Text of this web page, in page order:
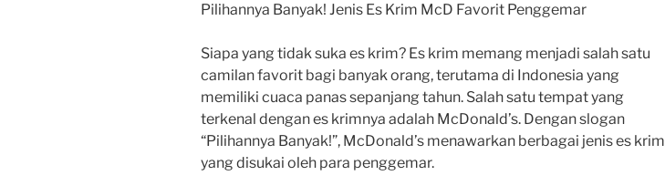
Pilihannya Banyak! Jenis Es Krim McD Favorit Penggemar
Siapa yang tidak suka es krim? Es krim memang menjadi salah satu
camilan favorit bagi banyak orang, terutama di Indonesia yang
memiliki cuaca panas sepanjang tahun. Salah satu tempat yang
terkenal dengan es krimnya adalah McDonald’s. Dengan slogan
“Pilihannya Banyak!”, McDonald’s menawarkan berbagai jenis es krim
yang disukai oleh para penggemar.